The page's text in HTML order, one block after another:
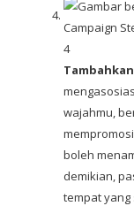
4
wajahmu,
boleh
demikian,
tempat